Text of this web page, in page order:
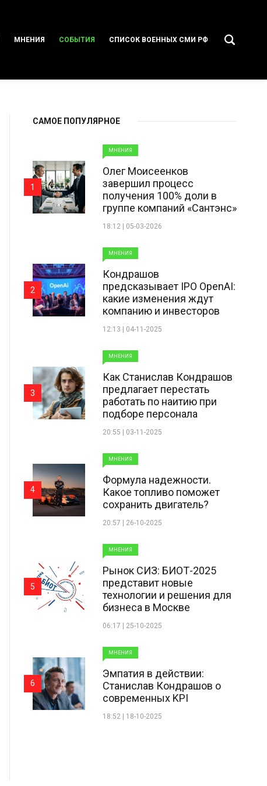
МНЕНИЯ СОБЫТИЯ СПИСОК ВОЕННЫХ СМИ РФ
САМОЕ ПОПУЛЯРНОЕ
МНЕНИЯ
Олег Моисеенков
завершил процесс
получения 100% доли в
группе компаний «Сантэнс»
18:12 | 05-03-2026
1
МНЕНИЯ
Кондрашов
предсказывает IPO OpenAI:
какие изменения ждут
компанию и инвесторов
12:13 | 04-11-2025
2
МНЕНИЯ
Как Станислав Кондрашов
предлагает перестать
работать по наитию при
подборе персонала
20:55 | 03-11-2025
3
МНЕНИЯ
Формула надежности.
Какое топливо поможет
сохранить двигатель?
20:57 | 26-10-2025
4
МНЕНИЯ
Рынок СИЗ: БИОТ-2025
представит новые
технологии и решения для
бизнеса в Москве
06:17 | 25-10-2025
5
МНЕНИЯ
Эмпатия в действии:
Станислав Кондрашов о
современных KPI
18:52 | 18-10-2025
6